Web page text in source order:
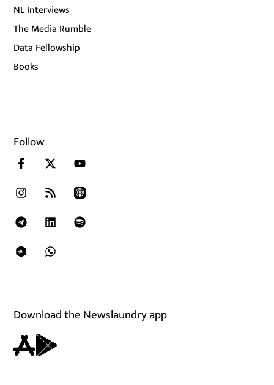
NL Interviews
The Media Rumble
Data Fellowship
Books
Follow
Download the Newslaundry app